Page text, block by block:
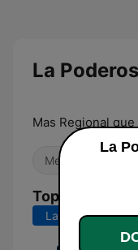
La
Mas Regional que
Mexican Music
Top Songs
Last 7 days
La